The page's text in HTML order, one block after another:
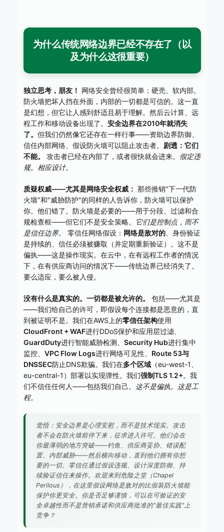
为什么传统网络边界已经不存在了（以
及为什么这很重要）
独立思考，朋友！ 网络安全曾经很简单：硬壳、软内部。
防火墙把坏人挡在外面，内部的一切都是可信的。这一直
是幻想，但它让人感到舒适且易于理解。然后云计算、远
程工作和移动设备出现了。 安全边界在2010年就消失
了。 但我们仍然像它还存在一样行事——资助边界防御、
信任内部网络、假设防火墙可以阻止攻击者。 剧透：它们
不能。
攻击者已经在内部了，或者很快就会进来。 假定违
规。相应设计。
质疑权威——尤其是网络安全权威： 那些推销"下一代防
火墙"和"威胁防护"的同样的人告诉你，防火墙可以保护
你。他们错了。防火墙是必要的——用于分段、过滤和合
规检查框——但它们不是安全策略。
它们是控制点，而不
是信任边界。
零信任网络假设： 网络是敌对的、身份验证
是持续的、信任必须被赚取（并定期重新验证）。这不是
偏执——这是操作现实。在云中，在有远程工作者的情况
下，在有供应商访问的情况下——传统边界已经消失了。
要么适应，要么被入侵。
没有什么是真实的。一切都是被允许的。
包括——尤其是
——我们给自己的许可，即假设每个连接都是恶意的，直
到被证明不是。我们在AWS上的零信任架构使用
CloudFront + WAF进行DDoS保护和应用层过滤、
GuardDuty进行智能威胁检测、 Security Hub进行集中
监控、 VPC Flow Logs进行网络可见性、 Route 53与
DNSSEC防止DNS欺骗。我们在多个区域（eu-west-1、
eu-central-1）部署以实现弹性。我们强制TLS 1.2+。我
们不信任任何人——包括我们自己。 这不是偏执。这是工
程。
觉悟：安全边界是心理安慰，而不是技术现实。攻击
者不会在防火墙前停下来，征求进入许可。他们会在
你最薄弱的地方突破——钓鱼、供应商妥协、错误配
置、内部威胁——然后横向移动，直到他们拥有你想
要的一切。零信任通过假设违规、设计深度防御、持
续验证信任来操作。欢迎来到危险之堂（Chapel
Perilous），在这里假设网络是敌对的比假装防火墙能
保护你更安全。你是否足够谨慎，可以在可验证的安
全卓越性而不是营销承诺和供应商批准的"最佳实践"上
竞争？